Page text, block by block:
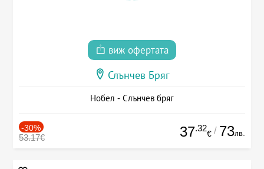
виж офертата
Слънчев Бряг
Нобел - Слънчев бряг
-30%
53.17€ 37.32
€ / 73лв.